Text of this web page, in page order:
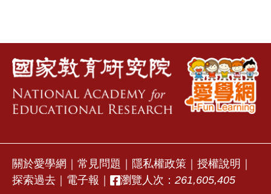
關於愛學網 常見問題 隱私權政策 授權說明
探索過去
電子報 瀏覽人次： 261,605,405